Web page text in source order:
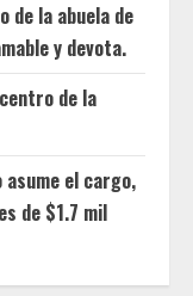
de la abuela de
y devota.
de la
el cargo,
de $1.7 mil